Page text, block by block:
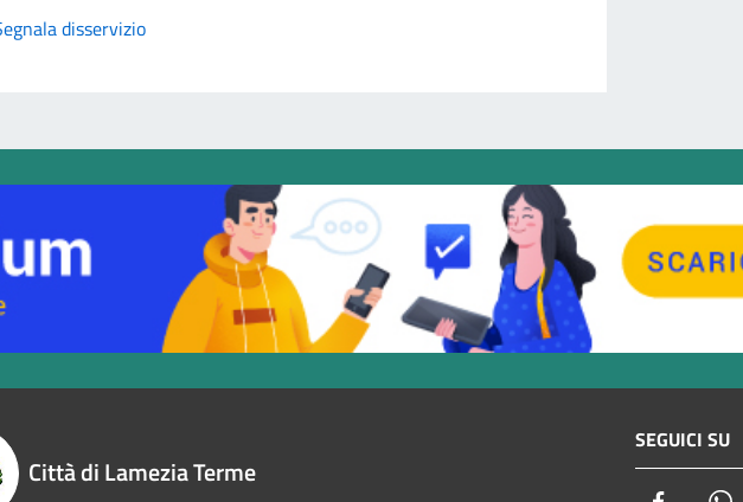
disservizio
Città di Lamezia Terme
SEGUICI SU